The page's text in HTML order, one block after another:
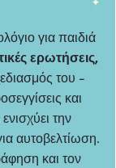
για παιδιά
ερωτήσεις,
του -
και
την
αυτοβελτίωση.
και τον